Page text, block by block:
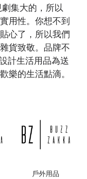
集大的，所以
用性。你想不到
心了，所以我們
貨致敬。品牌不
計生活用品為送
樂的生活點滴。
戶外用品